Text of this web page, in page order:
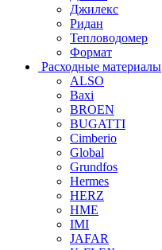
Джилекс
Ридан
Тепловодомер
Формат
Расходные материалы
ALSO
Baxi
BROEN
BUGATTI
Cimberio
Global
Grundfos
Hermes
HERZ
HME
IMI
JAFAR